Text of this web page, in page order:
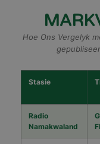
Hoe Ons Vergelyk
Stasie
Radio
Namakwaland